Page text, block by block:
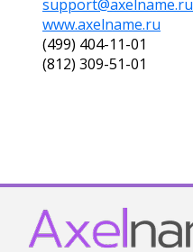
support@axelname.ru
www.axelname.ru
(499) 404-11-01
(812) 309-51-01